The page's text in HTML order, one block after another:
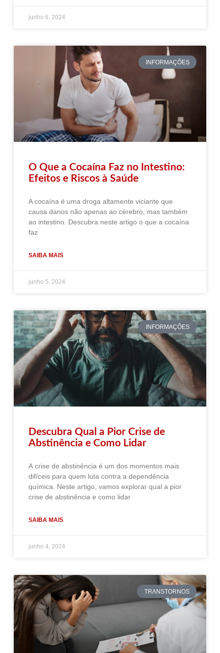
junho 6, 2024
INFORMAÇÕES
O Que a Cocaína Faz no Intestino:
Efeitos e Riscos à Saúde
A cocaína é uma droga altamente viciante que
causa danos não apenas ao cérebro, mas também
ao intestino. Descubra neste artigo o que a cocaína
faz
SAIBA MAIS
junho 5, 2024
INFORMAÇÕES
Descubra Qual a Pior Crise de
Abstinência e Como Lidar
A crise de abstinência é um dos momentos mais
difíceis para quem luta contra a dependência
química. Neste artigo, vamos explorar qual a pior
crise de abstinência e como lidar
SAIBA MAIS
junho 4, 2024
TRANSTORNOS